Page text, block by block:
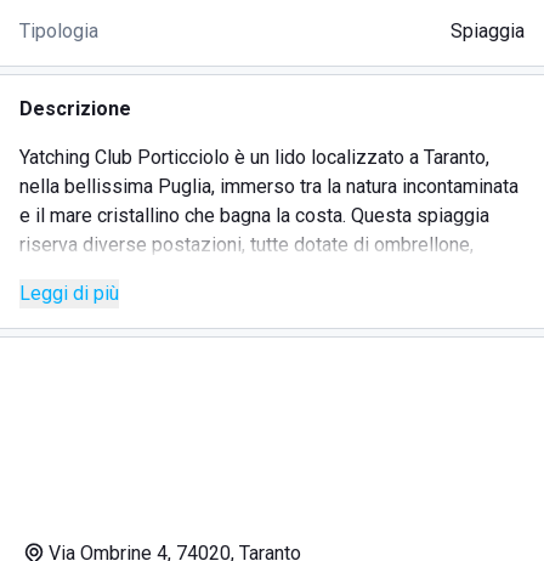
Tipologia Spiaggia
Descrizione
Yatching Club Porticciolo è un lido localizzato a Taranto,
nella bellissima Puglia, immerso tra la natura incontaminata
e il mare cristallino che bagna la costa. Questa spiaggia
riserva diverse postazioni, tutte dotate di ombrellone,
direttamente sulla sabbia, altre sulle romantiche scogliere,
a picco sul mare più bello d'Italia. Le postazioni possono
Leggi di più
Via Ombrine 4, 74020, Taranto